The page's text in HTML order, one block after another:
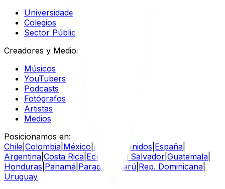
Universidades
Colegios
Sector Público
Creadores y Medios
Músicos
YouTubers
Podcasts
Fotógrafos
Artistas
Medios
Posicionamos en:
Chile Colombia México|Estados Unidos España
Argentina Costa Rica Ecuador El Salvador Guatemala
Honduras Panamá Paraguay Perú Rep. Dominicana
Uruguay